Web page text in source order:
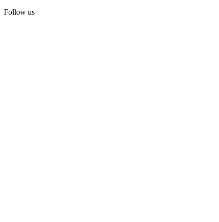
Follow us